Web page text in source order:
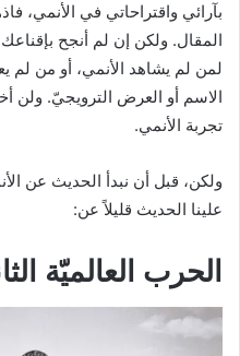
بآرائي واقتراحاتي في الأنمي،
المقال. ولكن إن لم أنجح بإقناعك
لمن لم يشاهد الأنمي، أو من لم
الاسم أو العرض الترويجيّ. ولن
تجربة الأنمي.
ولكن، قبل أن نبدأ الحديث عن
علينا الحديث قليلاً عن:
الحرب العالميّة